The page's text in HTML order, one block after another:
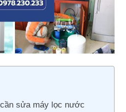
sửa máy lọc nước